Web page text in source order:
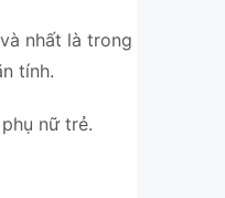
nhất là trong
tính.
nữ trẻ.